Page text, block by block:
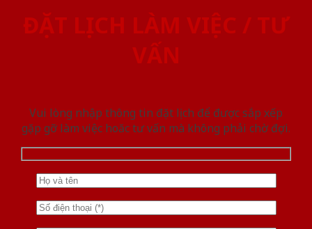
ĐẶT LỊCH LÀM VIỆC / TƯ
VẤN
Vui lòng nhập thông tin đặt lịch để được sắp xếp
gặp gỡ làm việc hoăc tư vấn mà không phải chờ đợi.